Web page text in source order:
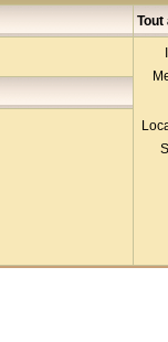
Tout